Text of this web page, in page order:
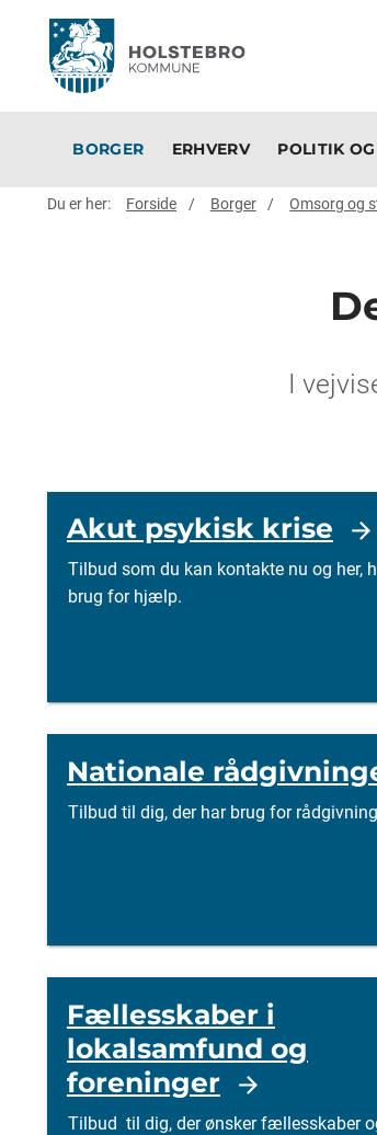
BORGER ERHVERV POLITIK
Du er her: Forside Borger Omsorg og
I
Akut psykisk krise
Tilbud som du kan kontakte nu og her,
brug for hjælp.
Nationale
Tilbud til dig, der har brug for
Fællesskaber i
lokalsamfund og
foreninger
Tilbud til dig, der ønsker fællesskaber